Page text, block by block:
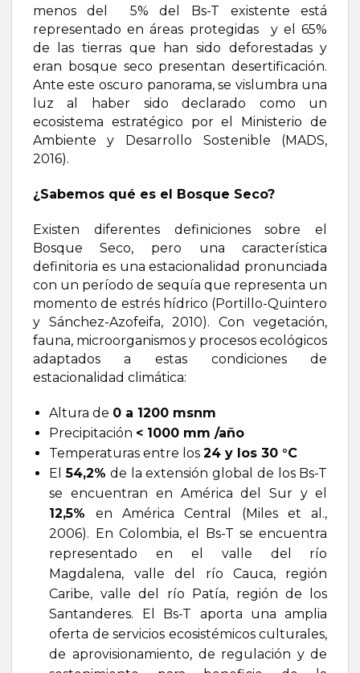
menos del 5% del Bs-T existente está
representado en áreas protegidas y el 65%
de las tierras que han sido deforestadas y
eran bosque seco presentan desertificación.
Ante este oscuro panorama, se vislumbra una
luz al haber sido declarado como un
ecosistema estratégico por el Ministerio de
Ambiente y Desarrollo Sostenible (MADS,
2016).
¿Sabemos qué es el Bosque Seco?
Existen diferentes definiciones sobre el
Bosque Seco, pero una característica
definitoria es una estacionalidad pronunciada
con un período de sequía que representa un
momento de estrés hídrico (Portillo-Quintero
y Sánchez-Azofeifa, 2010). Con vegetación,
fauna, microorganismos y procesos ecológicos
adaptados a estas condiciones de
estacionalidad climática:
Altura de 0 a 1200 msnm
Precipitación < 1000 mm /año
Temperaturas entre los24 y los 30 °C
El54,2% de la extensión global de los Bs-T
se encuentran en América del Sur y el
12,5% en América Central (Miles et al.,
2006). En Colombia, el Bs-T se encuentra
representado en el valle del río
Magdalena, valle del río Cauca, región
Caribe, valle del río Patía, región de los
Santanderes. El Bs-T aporta una amplia
oferta de servicios ecosistémicos culturales,
de aprovisionamiento, de regulación y de